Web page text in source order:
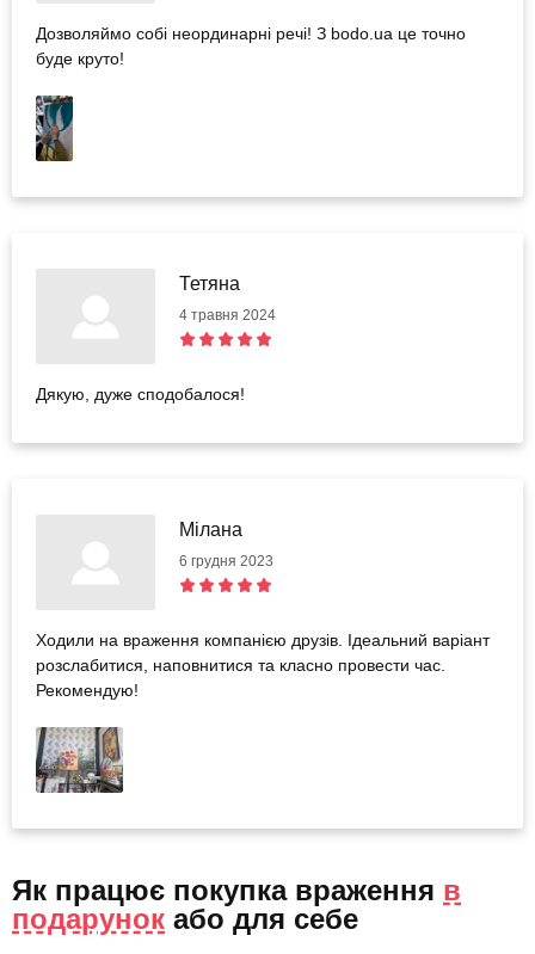
Дозволяймо собі неординарні речі! З bodo.ua це точно
буде круто!
Тетяна
4 травня 2024
Дякую, дуже сподобалося!
Мілана
6 грудня 2023
Ходили на враження компанією друзів. Ідеальний варіант
розслабитися, наповнитися та класно провести час.
Рекомендую!
Як працює покупка враження в
подарунок або для себе